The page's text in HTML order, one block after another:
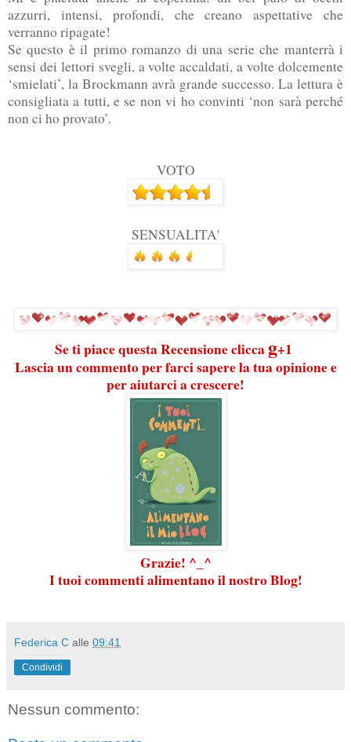
azzurri, intensi, profondi, che creano aspettative che
verranno ripagate!
Se questo è il primo romanzo di una serie che manterrà i
sensi dei lettori svegli, a volte accaldati, a volte dolcemente
‘smielati’, la Brockmann avrà grande successo. La lettura è
consigliata a tutti, e se non vi ho convinti ‘non sarà perché
non ci ho provato’.
VOTO
SENSUALITA'
Se ti piace questa Recensione clicca g+1
Lascia un commento per farci sapere la tua opinione e
per aiutarci a crescere!
Grazie! ^_^
I tuoi commenti alimentano il nostro Blog!
Federica C alle 09:41
Condividi
Nessun commento: